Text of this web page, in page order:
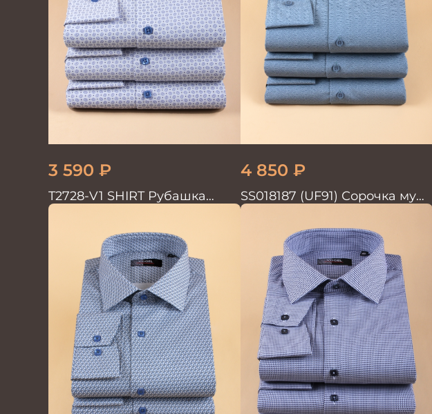
3 590 ₽
T2728-V1 SHIRT Рубашка
мужская
4 850 ₽
SS018187 (UF91) Сорочка муж.
GROSTYLE TRENDY